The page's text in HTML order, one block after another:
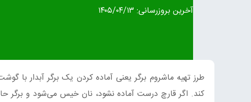
آخرین بروزرسانی: ۱۴۰۵/۰۴/۱۳
طرز تهیه ماشروم برگر یعنی آماده کردن یک برگر آبدار با
کند. اگر قارچ درست آماده نشود، نان خیس می‌شود و برگر